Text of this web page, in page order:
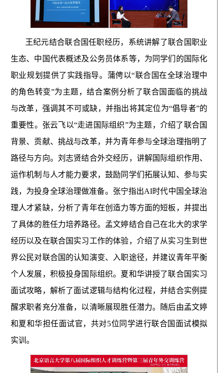
王纪元结合联合国任职经历，系统讲解了联合国职业
生态、中国代表概述及公务员体系等，为同学们的国际化
职业规划提供了实践指导。蒲俜以“联合国在全球治理中
的角色转变”为主题，结合案例分析了联合国面临的挑战
与改革，强调其不可或缺，并指出将其定位为“倡导者”的
重要性。张云飞以“走进国际组织”为主题，介绍了联合国
背景、贡献、挑战与改革，并为青年参与全球治理指明了
路径与方向。刘志贤结合外交经历，讲解国际组织作用、
运作机制与人才能力要求，鼓励同学们拓展认知、参与实
践，为投身全球治理做准备。张宁指出AI时代中国全球治
理人才紧缺，分析了青年在创造力等方面的短板，并提出
了具体的胜任力培养路径。孟文婷结合自己在北大的求学
经历以及在联合国实习工作的体验，介绍了从实习生到世
界公民对联合国的认知演变、入职途径，并建议青年平衡
个人发展，积极投身国际组织。夏和华讲授了联合国实习
面试攻略，解析了面试逻辑与结构化过程，并结合实例提
醒求职者充分准备，以清晰展现胜任潜力。随后由孟文婷
和夏和华担任面试官，共对5位同学进行联合国面试模拟
实训。